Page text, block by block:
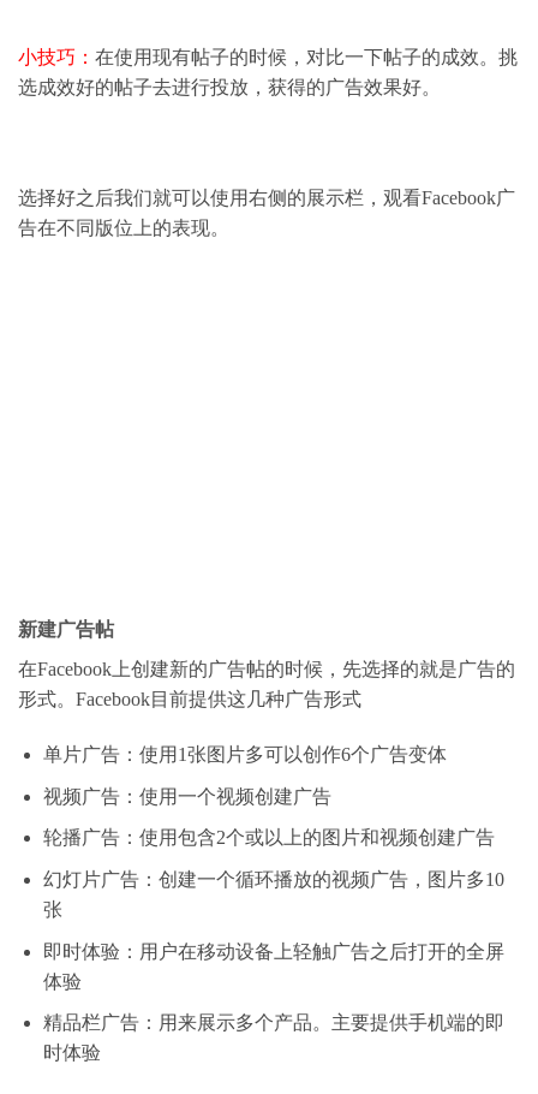
小技巧： 在使用现有帖子的时候，对比一下帖子的成效。挑
选成效好的帖子去进行投放，获得的广告效果好。
选择好之后我们就可以使用右侧的展示栏，观看Facebook广
告在不同版位上的表现。
新建广告帖
在Facebook上创建新的广告帖的时候，先选择的就是广告的
形式。Facebook目前提供这几种广告形式
单片广告：使用1张图片多可以创作6个广告变体
视频广告：使用一个视频创建广告
轮播广告：使用包含2个或以上的图片和视频创建广告
幻灯片广告：创建一个循环播放的视频广告，图片多10
张
即时体验：用户在移动设备上轻触广告之后打开的全屏
体验
精品栏广告：用来展示多个产品。主要提供手机端的即
时体验